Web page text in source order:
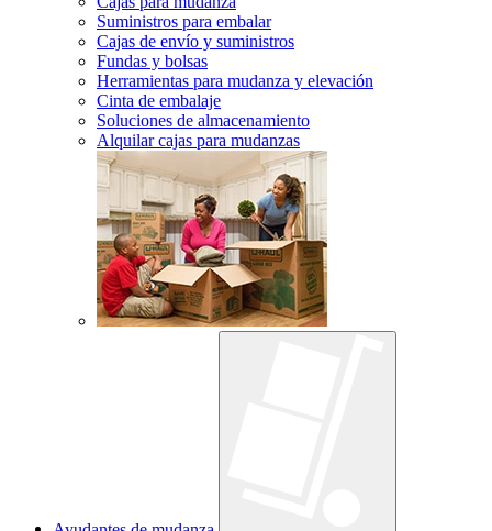
Suministros para embalar
Cajas de envío y suministros
Fundas y bolsas
Herramientas para mudanza y elevación
Cinta de embalaje
Soluciones de almacenamiento
Alquilar cajas para mudanzas